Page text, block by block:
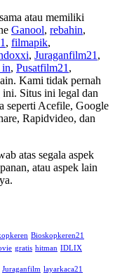
atau memiliki
Ganool, rebahin,
, filmapik,
, Juraganfilm21 ,
in, Pusatfilm21 ,
Kami tidak pernah
ini. Situs ini legal dan
seperti Acefile, Google
Rapidvideo, dan
atas segala aspek
atau aspek lain
Bioskopkeren21
gratis hitman IDLIX
Juraganfilm layarkaca21